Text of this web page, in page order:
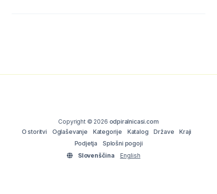
Copyright © 2026 odpiralnicasi.com
O storitvi
Oglaševanje Kategorije Katalog Države
Kraji
Podjetja
Splošni pogoji
Slovenščina
English